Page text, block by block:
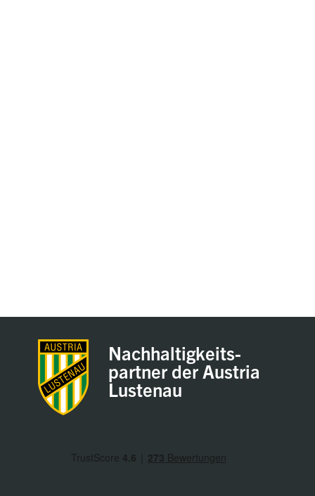
Nachhaltigkeits-
partner der Austria
Lustenau